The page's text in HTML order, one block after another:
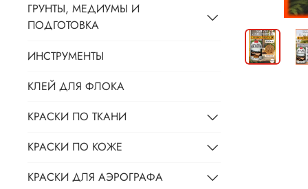
ГРУНТЫ, МЕДИУМЫ И
ПОДГОТОВКА
ИНСТРУМЕНТЫ
КЛЕЙ ДЛЯ ФЛОКА
КРАСКИ ПО ТКАНИ
КРАСКИ ПО КОЖЕ
КРАСКИ ДЛЯ АЭРОГРАФА